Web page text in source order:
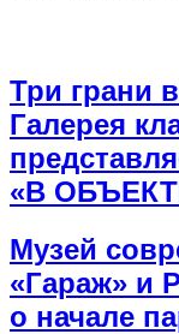
Три грани
Галерея
«В
Музей
«Гараж» и
о начале